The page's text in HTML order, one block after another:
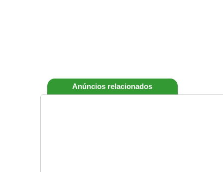
Anúncios relacionados